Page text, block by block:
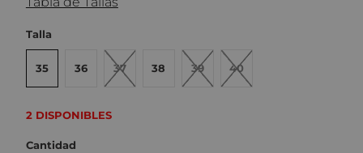
Talla
35 36 37 38 39 40
2 DISPONIBLES
Cantidad